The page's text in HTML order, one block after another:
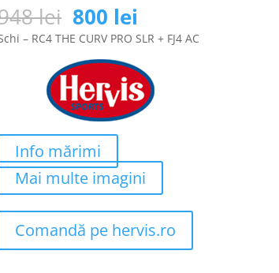
baza a
de evaluări
la clienți
lei Prețul
inițial
a
fost:
948 lei.
800 lei
curent
este:
800 lei.
– RC4 THE CURV PRO SLR + FJ4 AC
Info mărimi
Mai multe imagini
Comandă pe hervis.ro